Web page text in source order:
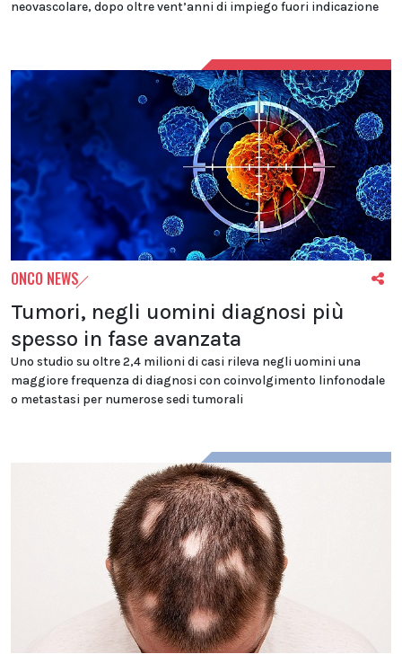
neovascolare, dopo oltre vent’anni di impiego fuori indicazione
ONCO NEWS
Tumori, negli uomini diagnosi più
spesso in fase avanzata
Uno studio su oltre 2,4 milioni di casi rileva negli uomini una
maggiore frequenza di diagnosi con coinvolgimento linfonodale
o metastasi per numerose sedi tumorali